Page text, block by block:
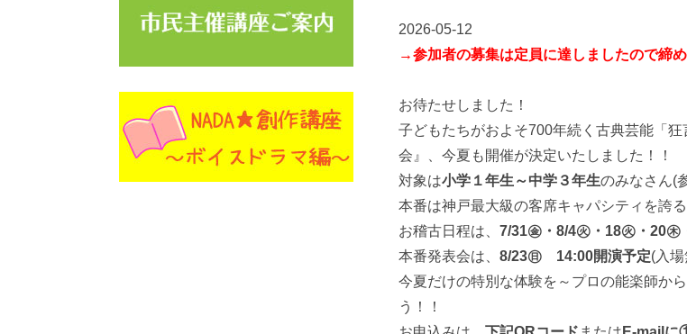
2026-05-12
→参加者の募集は定員に達しましたので締
お待たせしました！
子どもたちがおよそ700年続く古典芸能「
会』、今夏も開催が決定いたしました！！
対象は小学１年生～中学３年生のみなさん(
本番は神戸最大級の客席キャパシティを誇
お稽古日程は、7/31㊎・8/4㊋・18㊋・20
本番発表会は、8/23㊐ 14:00開演予定(入場
今夏だけの特別な体験を～プロの能楽師か
う！！